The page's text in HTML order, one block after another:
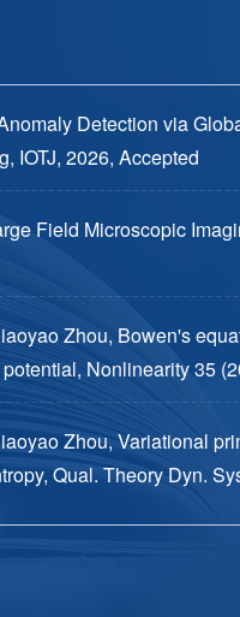
Detection via
IOTJ, 2026, Accepted
Field Microscopic
Zhou, Bowen's
Nonlinearity 35
Zhou, Variational
Qual. Theory Dyn.